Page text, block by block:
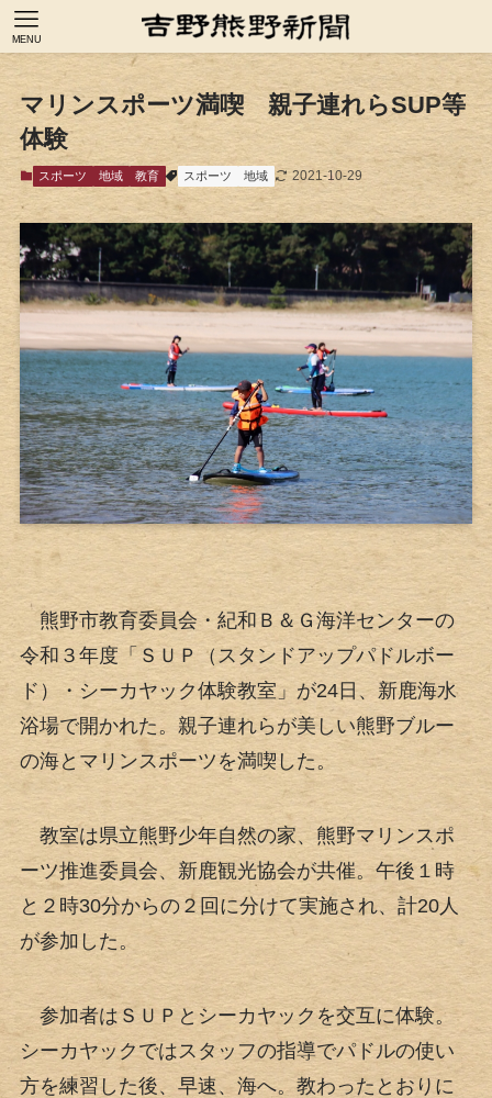
MENU
マリンスポーツ満喫 親子連れらSUP等
体験
スポーツ 地域 教育 スポーツ 地域 2021-10-29
熊野市教育委員会・紀和Ｂ＆Ｇ海洋センターの
令和３年度「ＳＵＰ（スタンドアップパドルボー
ド）・シーカヤック体験教室」が24日、新鹿海水
浴場で開かれた。親子連れらが美しい熊野ブルー
の海とマリンスポーツを満喫した。
教室は県立熊野少年自然の家、熊野マリンスポ
ーツ推進委員会、新鹿観光協会が共催。午後１時
と２時30分からの２回に分けて実施され、計20人
が参加した。
参加者はＳＵＰとシーカヤックを交互に体験。
シーカヤックではスタッフの指導でパドルの使い
方を練習した後、早速、海へ。教わったとおりに